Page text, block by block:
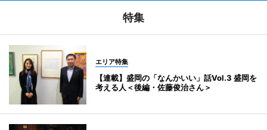
特集
エリア特集
【連載】盛岡の「なんかいい」話Vol.3 盛岡を
考える人＜後編・佐藤俊治さん＞